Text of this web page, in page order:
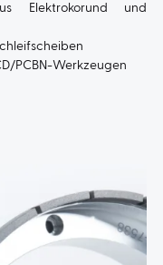
Elektrokorund und
PCBN-Werkzeugen